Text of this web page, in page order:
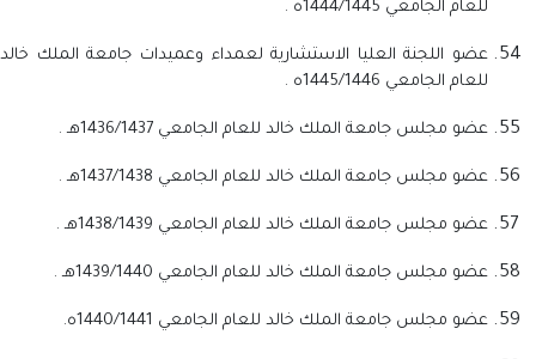
للعام الجامعي 1444/1445ه .
عضو اللجنة العليا الاستشارية لعمداء وعميدات جامعة الملك خالد
للعام الجامعي 1445/1446ه .
عضو مجلس جامعة الملك خالد للعام الجامعي 1436/1437هـ .
عضو مجلس جامعة الملك خالد للعام الجامعي 1437/1438هـ .
عضو مجلس جامعة الملك خالد للعام الجامعي 1438/1439هـ .
عضو مجلس جامعة الملك خالد للعام الجامعي 1439/1440هـ .
عضو مجلس جامعة الملك خالد للعام الجامعي 1440/1441ه.